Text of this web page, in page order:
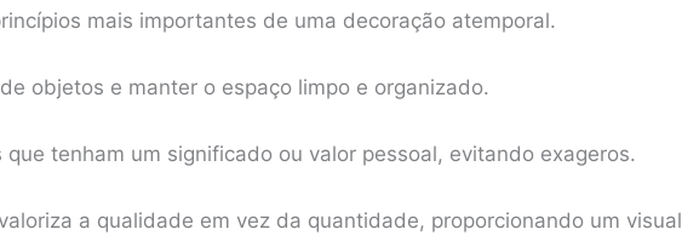
mais importantes de uma decoração atemporal.
objetos e manter o espaço limpo e organizado.
que tenham um significado ou valor pessoal, evitando exageros.
a qualidade em vez da quantidade, proporcionando um visual